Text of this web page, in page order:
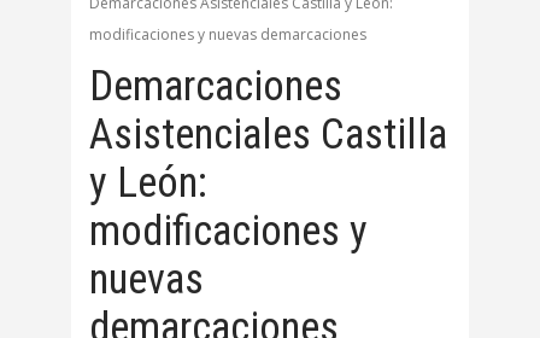
modificaciones y nuevas demarcaciones
Demarcaciones
Asistenciales Castilla
y León:
modificaciones y
nuevas
demarcaciones